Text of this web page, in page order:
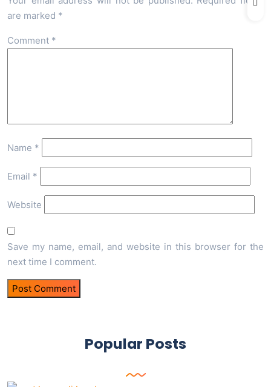
are marked *
Comment *
Name *
Email *
Website
Save my name, email, and website in this browser for the
next time I comment.
Popular Posts